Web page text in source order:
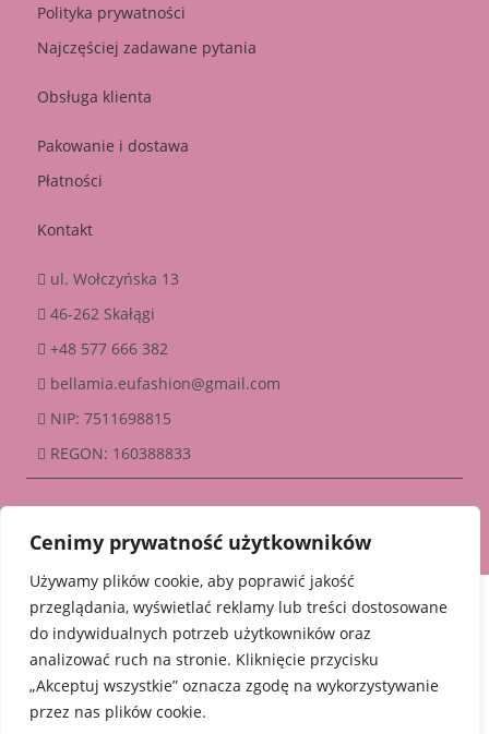
Cenimy prywatność użytkowników
Używamy plików cookie, aby poprawić jakość
przeglądania, wyświetlać reklamy lub treści dostosowane
do indywidualnych potrzeb użytkowników oraz
analizować ruch na stronie. Kliknięcie przycisku
„Akceptuj wszystkie” oznacza zgodę na wykorzystywanie
przez nas plików cookie.
Polityka prywatności
Najczęściej zadawane pytania
Obsługa klienta
Pakowanie i dostawa
Płatności
Kontakt
ul. Wołczyńska 13
46-262 Skałągi
+48 577 666 382
bellamia.eufashion@gmail.com
NIP: 7511698815
REGON: 160388833
Copyright © 2025 bellamia |